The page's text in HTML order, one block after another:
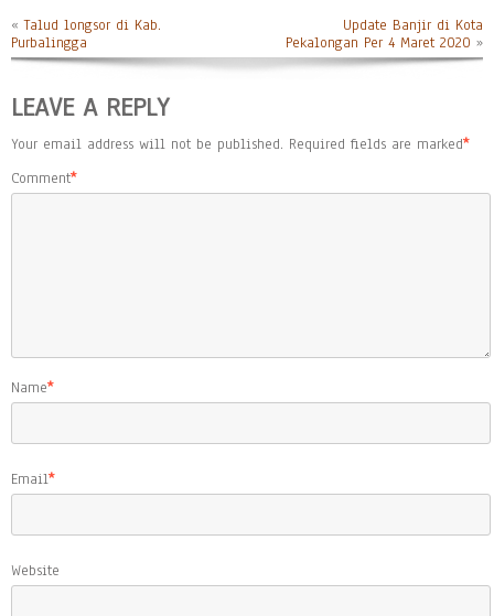
«Talud longsor di Kab.
Purbalingga
Update Banjir di Kota
Pekalongan Per 4 Maret 2020 »
LEAVE A REPLY
Your email address will not be published. Required fields are marked*
Comment*
Name*
Email*
Website